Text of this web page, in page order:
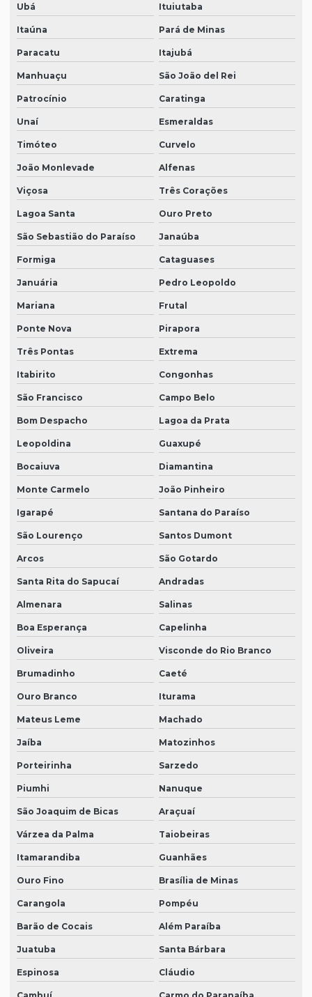
Ubá Ituiutaba
Itaúna Pará de Minas
Paracatu Itajubá
Manhuaçu São João del Rei
Patrocínio Caratinga
Unaí Esmeraldas
Timóteo Curvelo
João Monlevade Alfenas
Viçosa Três Corações
Lagoa Santa Ouro Preto
São Sebastião do Paraíso Janaúba
Formiga Cataguases
Januária Pedro Leopoldo
Mariana Frutal
Ponte Nova Pirapora
Três Pontas Extrema
Itabirito Congonhas
São Francisco Campo Belo
Bom Despacho Lagoa da Prata
Leopoldina Guaxupé
Bocaiuva Diamantina
Monte Carmelo João Pinheiro
Igarapé Santana do Paraíso
São Lourenço Santos Dumont
Arcos São Gotardo
Santa Rita do Sapucaí Andradas
Almenara Salinas
Boa Esperança Capelinha
Oliveira Visconde do Rio Branco
Brumadinho Caeté
Ouro Branco Iturama
Mateus Leme Machado
Jaíba Matozinhos
Porteirinha Sarzedo
Piumhi Nanuque
São Joaquim de Bicas Araçuaí
Várzea da Palma Taiobeiras
Itamarandiba Guanhães
Ouro Fino Brasília de Minas
Carangola Pompéu
Barão de Cocais Além Paraíba
Juatuba Santa Bárbara
Espinosa Cláudio